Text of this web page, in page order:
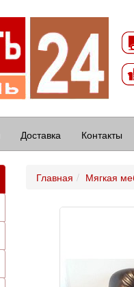
Доставка Контакты
Главная Мягкая